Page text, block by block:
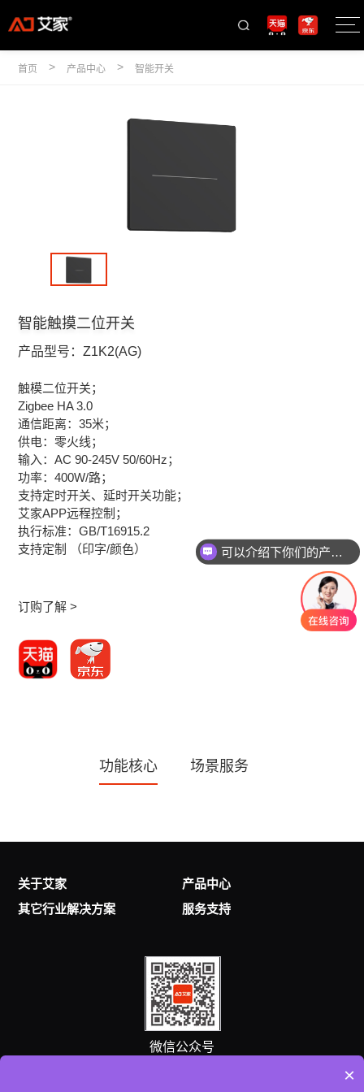
首页 > 产品中心 >智能开关
智能触摸二位开关
产品型号：Z1K2(AG)
触模二位开关；
Zigbee HA 3.0
通信距离：35米；
供电：零火线；
输入：AC 90-245V 50/60Hz；
功率：400W/路；
支持定时开关、延时开关功能；
艾家APP远程控制；
执行标准：GB/T16915.2
支持定制 （印字/颜色）
订购了解 >
功能核心 场景服务
关于艾家
产品中心
其它行业解决方案
服务支持
微信公众号
×